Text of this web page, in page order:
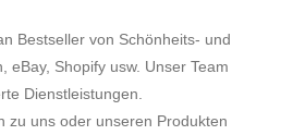
Bestseller von Schönheits- und
eBay, Shopify usw. Unser Team
Dienstleistungen.
zu uns oder unseren Produkten